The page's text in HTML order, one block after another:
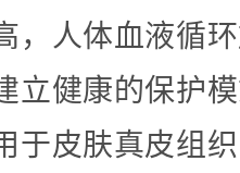
，人体血液循
立健康的保护
于皮肤真皮组